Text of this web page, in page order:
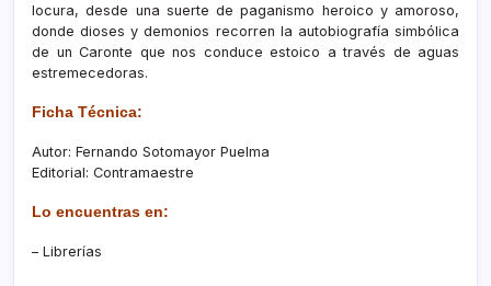
locura, desde una suerte de paganismo heroico y amoroso,
donde dioses y demonios recorren la autobiografía simbólica
de un Caronte que nos conduce estoico a través de aguas
estremecedoras.
Ficha Técnica:
Autor: Fernando Sotomayor Puelma
Editorial: Contramaestre
Lo encuentras en:
– Librerías